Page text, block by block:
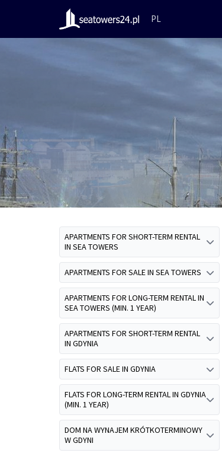
PL
APARTMENTS FOR SHORT-TERM RENTAL
IN SEA TOWERS
APARTMENTS FOR SALE IN SEA TOWERS
APARTMENTS FOR LONG-TERM RENTAL IN
SEA TOWERS (MIN. 1 YEAR)
APARTMENTS FOR SHORT-TERM RENTAL
IN GDYNIA
FLATS FOR SALE IN GDYNIA
FLATS FOR LONG-TERM RENTAL IN GDYNIA
(MIN. 1 YEAR)
DOM NA WYNAJEM KRÓTKOTERMINOWY
W GDYNI